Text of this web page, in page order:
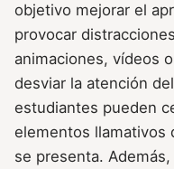
objetivo mejorar el
provocar
animaciones, vídeos
desviar la atención
estudiantes pueden
elementos llamativos
se presenta.